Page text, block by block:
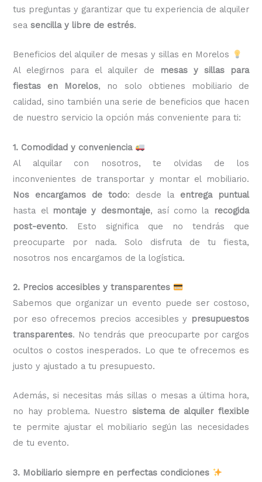
tus preguntas y garantizar que tu experiencia de alquiler
seasencilla y libre de estrés.
Beneficios del alquiler de mesas y sillas en Morelos
Al elegirnos para el alquiler de
mesas y sillas para
fiestas en Morelos, no solo obtienes mobiliario de
calidad, sino también una serie de beneficios que hacen
de nuestro servicio la opción más conveniente para ti:
1. Comodidad y conveniencia
Al alquilar con nosotros, te olvidas de los
inconvenientes de transportar y montar el mobiliario.
Nos encargamos de todo: desde la entrega puntual
hasta el montaje y desmontaje, así como la
recogida
post-evento. Esto significa que no tendrás que
preocuparte por nada. Solo disfruta de tu fiesta,
nosotros nos encargamos de la logística.
2. Precios accesibles y transparentes
Sabemos que organizar un evento puede ser costoso,
por eso ofrecemos precios accesibles y presupuestos
transparentes. No tendrás que preocuparte por cargos
ocultos o costos inesperados. Lo que te ofrecemos es
justo y ajustado a tu presupuesto.
Además, si necesitas más sillas o mesas a última hora,
no hay problema. Nuestro sistema de alquiler flexible
te permite ajustar el mobiliario según las necesidades
de tu evento.
3. Mobiliario siempre en perfectas condiciones